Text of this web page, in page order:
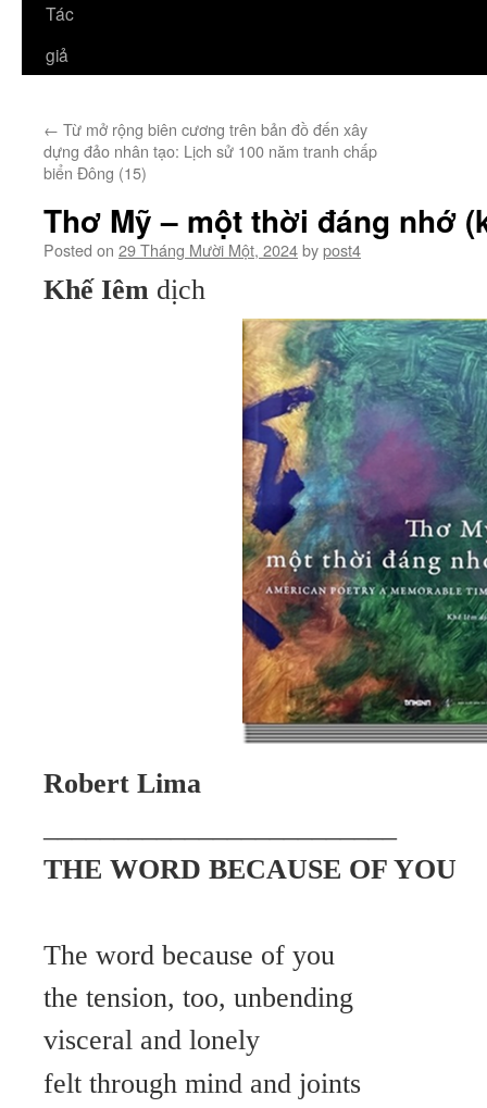
Tác
giả
← Từ mở rộng biên cương trên bản đồ đến xây
dựng đảo nhân tạo: Lịch sử 100 năm tranh chấp
biển Đông (15)
Thơ Mỹ – một thời đáng nhớ
Posted on 29 Tháng Mười Một, 2024bypost4
Khế Iêm dịch
Robert Lima
THE WORD BECAUSE OF YOU
The word because of you
the tension, too, unbending
visceral and lonely
felt through mind and joints